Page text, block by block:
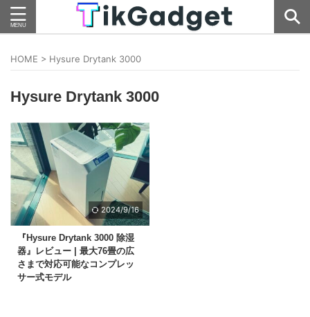
HOME > Hysure Drytank 3000
Hysure Drytank 3000
2024/9/16
『Hysure Drytank 3000 除湿
器』レビュー | 最大76畳の広
さまで対応可能なコンプレッ
サー式モデル